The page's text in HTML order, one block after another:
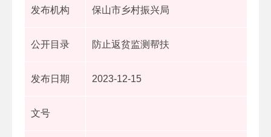
发布机构 保山市乡村振兴局
公开目录 防止返贫监测帮扶
发布日期 2023-12-15
文号